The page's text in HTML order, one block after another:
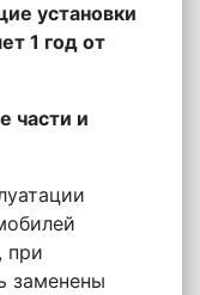
установки
1 год от
части и
при
заменены